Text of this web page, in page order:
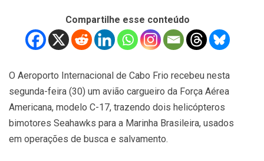
Compartilhe esse conteúdo
O Aeroporto Internacional de Cabo Frio recebeu nesta
segunda-feira (30) um avião cargueiro da Força Aérea
Americana, modelo C-17, trazendo dois helicópteros
bimotores Seahawks para a Marinha Brasileira, usados
em operações de busca e salvamento.